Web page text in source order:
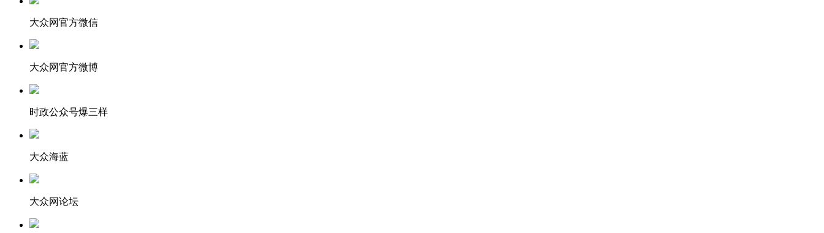
大众网官方微信
大众网官方微博
时政公众号爆三样
大众海蓝
大众网论坛